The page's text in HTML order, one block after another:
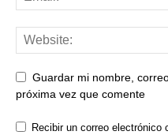
Guardar mi nombre,
próxima vez que comente
Recibir un correo